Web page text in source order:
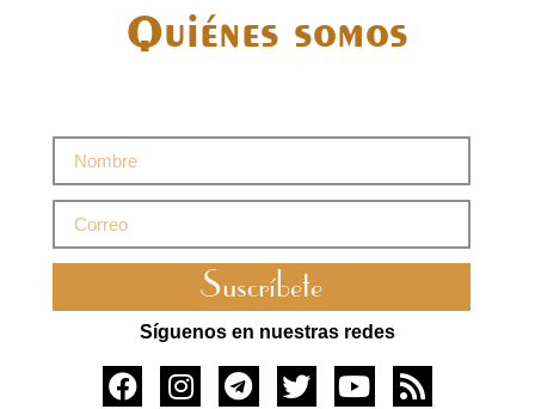
Quiénes somos
Suscríbete
Síguenos en nuestras redes